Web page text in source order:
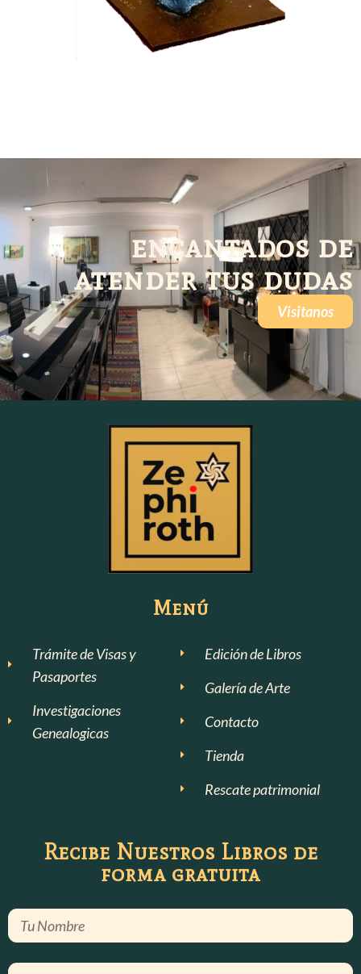
encantados de
atender tus dudas
Visitanos
Menú
Trámite de Visas y
Pasaportes
Investigaciones
Genealogicas
Edición de Libros
Galería de Arte
Contacto
Tienda
Rescate patrimonial
Recibe Nuestros Libros de
forma gratuita